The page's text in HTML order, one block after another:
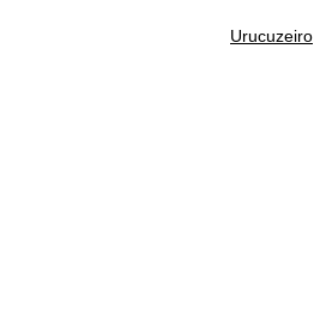
Urucuzeiro